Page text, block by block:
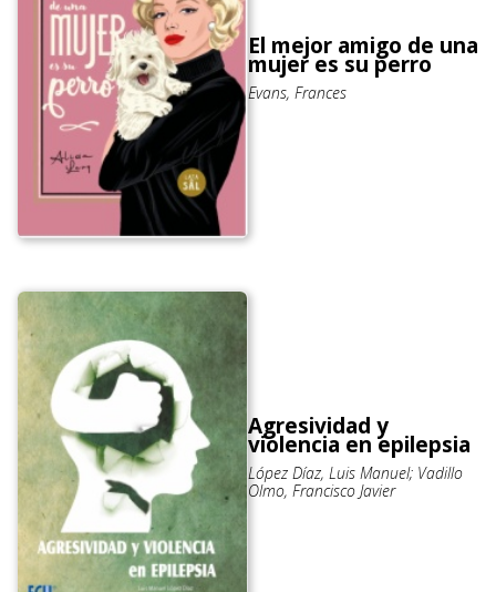
El mejor amigo de una
mujer es su perro
Evans, Frances
Agresividad y
violencia en epilepsia
López Díaz, Luis Manuel; Vadillo
Olmo, Francisco Javier